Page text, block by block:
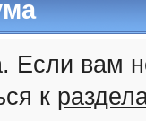
Если вам
к